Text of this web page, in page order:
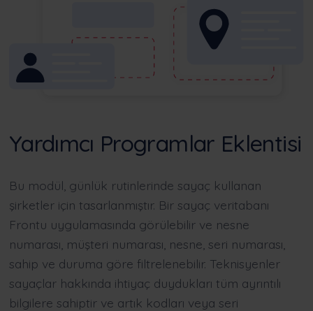
Yardımcı Programlar Eklentisi
Bu modül, günlük rutinlerinde sayaç kullanan
şirketler için tasarlanmıştır. Bir sayaç veritabanı
Frontu uygulamasında görülebilir ve nesne
numarası, müşteri numarası, nesne, seri numarası,
sahip ve duruma göre filtrelenebilir. Teknisyenler
sayaçlar hakkında ihtiyaç duydukları tüm ayrıntılı
bilgilere sahiptir ve artık kodları veya seri